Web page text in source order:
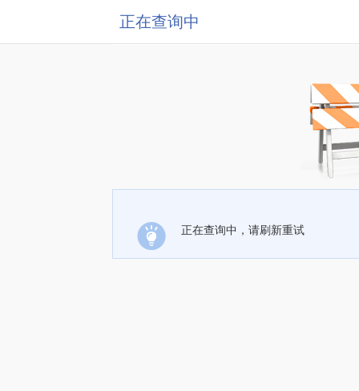
正在查询中
正在查询中，请刷新重试